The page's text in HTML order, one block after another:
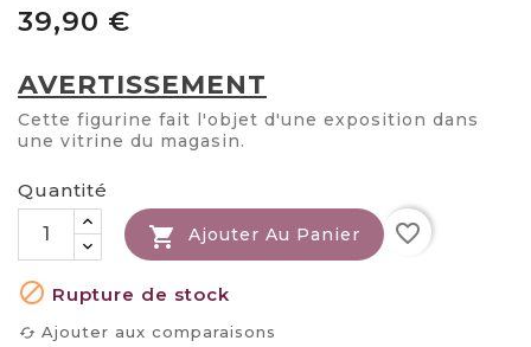
39,90 €
AVERTISSEMENT
Cette figurine fait l'objet d'une exposition dans
une vitrine du magasin.
Quantité
 Ajouter Au Panier favorite_border
 Rupture de stock
cached Ajouter aux comparaisons